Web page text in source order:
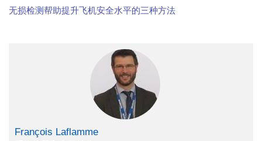
无损检测帮助提升飞机安全水平的三种方法
François Laflamme